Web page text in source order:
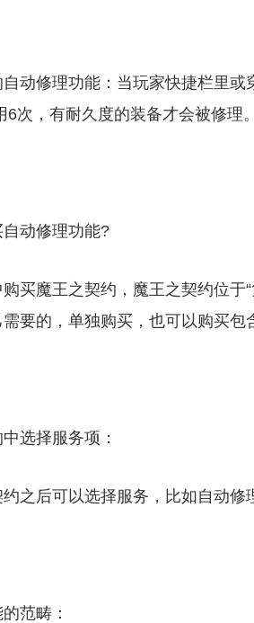
动修理功能：当玩家快捷栏里
次，有耐久度的装备才会被修理。
动修理功能?
买魔王之契约，魔王之契约位于
要的，单独购买，也可以购买包
选择服务项：
之后可以选择服务，比如自动修
范畴：